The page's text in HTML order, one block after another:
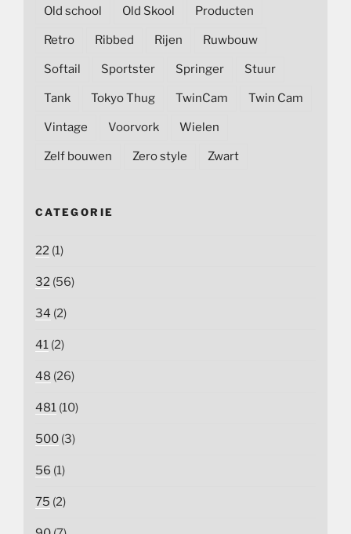
Old school Old Skool Producten
Retro Ribbed Rijen Ruwbouw
Softail Sportster Springer Stuur
Tank Tokyo Thug TwinCam Twin Cam
Vintage Voorvork Wielen
Zelf bouwen Zero style Zwart
CATEGORIE
22 (1)
32 (56)
34 (2)
41 (2)
48 (26)
481 (10)
500 (3)
56 (1)
75 (2)